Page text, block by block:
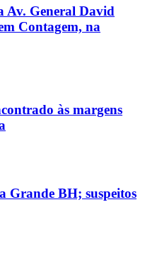
Av. General David
Contagem, na
às margens
Grande BH; suspeitos